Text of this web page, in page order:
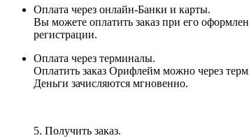
Оплата через онлайн-Банки и карты.
Вы можете оплатить заказ при его
регистрации.
Оплата через терминалы.
Оплатить заказ Орифлейм можно через
Деньги зачисляются мгновенно.
5. Получить заказ.